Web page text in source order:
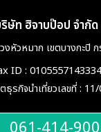
ษัท ฮิจาบป๊อป จำกัด
หัวหมาก เขตบางกะปิ
ID : 0105557143334
ธุรกิจนำเที่ยวเลขที่ :